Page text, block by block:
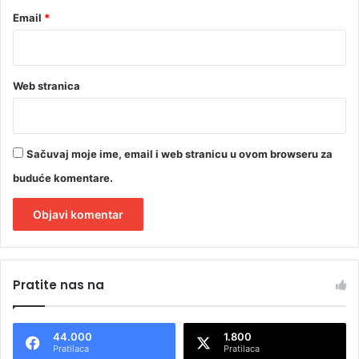
V
E
O
Email *
Web stranica
Sačuvaj moje ime, email i web stranicu u ovom browseru za
buduće komentare.
tPratite nas na
44.000
Pratilaca
1.800
Pratilaca